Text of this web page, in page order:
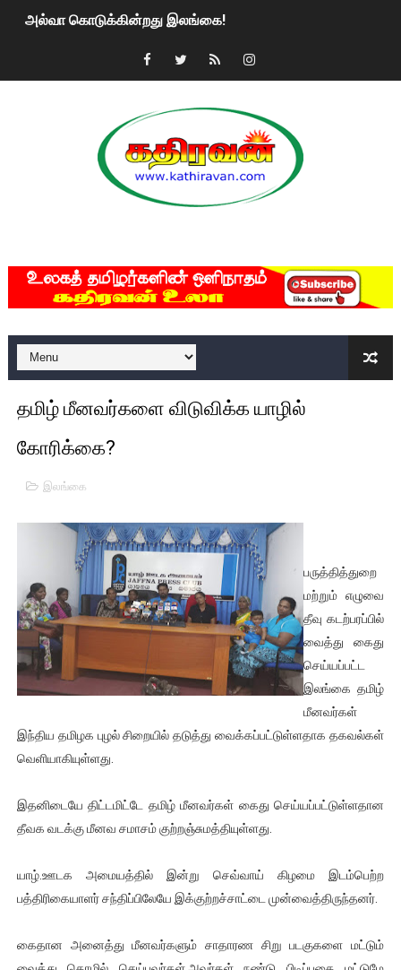
அல்வா கொடுக்கின்றது இலங்கை!
2ஆம் நாள் உக்ரைன் யுத்தம்!! எங்களைத் தனிமையில்
மகிந்த ராஜபக்சே பதவி விலக திட்டம்?
ரவுடி பேபிக்கு நடந்த தரமான சம்பவம்.. ஆபாச வீடியோக்களால்
குண்டை தூக்கிப்போட்ட ஆய்வு…. இந்தியாவின் “கோவிஷீல்டு”
யாழில் தமிழின தலைவர் பிரபாகரனின் பிறந்தநாளை
ஏர்போர்ட்டில் உதைத்த நபர் யார், என்ன நடந்தது?: உண்மையை
சீனா இலங்கையிடம் 8 மில்லியன் அமெரிக்க டொலர் நட்டஈடு
01/11/2021 Scotland ல் நடைபெறும் கண்டனப்
வர்ராரு...வர்ராரு... அண்ணாத்த : ரஜினிக்காக இலங்கை
கைது செய்யப்பட்ட இளைஞன் உயிரிழப்பு - கொதித்தெழுந்த
தடுப்பூசியை பெற்றுக் கொள்ளக் கூடிய இடங்கள்...
சிறுமியை பாலியல் வன்கொடுமை செய்த முதியவருக்கு
வடிவேலுவுக்கு நீதிமன்றம் விதித்துள்ள அதிரடி உத்தரவு!
ஐ.நா முன்றலில் சீரற்ற காலநிலையிலும் தமிழின அழிப்பிற்கு
இளையராஜா – கமல் அவசர சந்திப்பு (படங்கள், விடியோ)
ஜனாதிபதி ஐக்கிய நாடுகளின் பொதுச் சபை கூட்டத்தில் இன்று
32 CM விநோத கன்றுக்குட்டி! (வீடியோ)
தமிழ் மீனவர்களை விடுவிக்க யாழில்
கோரிக்கை?
இலங்கை
பருத்தித்துறை
மற்றும் எழுவை
தீவு கடற்பரப்பில்
வைத்து கைது
செய்யப்பட்ட
இலங்கை தமிழ்
மீனவர்கள்
இந்திய தமிழக புழல் சிறையில் தடுத்து வைக்கப்பட்டுள்ளதாக தகவல்கள்
வெளியாகியுள்ளது.
இதனிடையே திட்டமிட்டே தமிழ் மீனவர்கள் கைது செய்யப்பட்டுள்ளதான
தீவக வடக்கு மீனவ சமாசம் குற்றஞ்சுமத்தியுள்ளது.
யாழ்.ஊடக அமையத்தில் இன்று செவ்வாய் கிழமை இடம்பெற்ற
பத்திரிகையாளர் சந்திப்பிலேயே இக்குற்றச்சாட்டை முன்வைத்திருந்தனர்.
கைதான அனைத்து மீனவர்களும் சாதாரண சிறு படகுகளை மட்டும்